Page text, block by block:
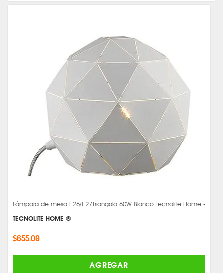
Lámpara de mesa E26/E27Triangolo 60W Blanco Tecnolite Home -
TECNOLITE HOME ®
$655.00
AGREGAR